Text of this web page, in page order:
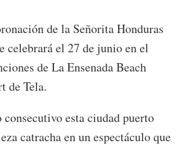
de la Señorita Honduras
celebrará el 27 de junio en el
de La Ensenada Beach
de Tela.
consecutivo esta ciudad puerto
catracha en un espectáculo que